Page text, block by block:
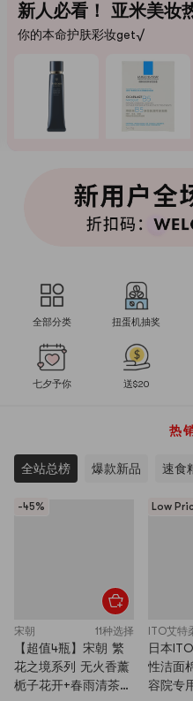
新人必看！ 亚米美妆
你的本命护肤彩妆get√
全部分类 扭蛋机抽奖
七夕予你 送$20
热
全站总榜 爆款新品 速食
-45%
宋朝 11种选择
【超值4瓶】宋朝 繁
花之境系列 无火香薰
栀子花开+春雨清茶
Low
ITO艾特
日本
性洁面
容院专